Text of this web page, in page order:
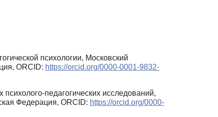
психологии, Московский
ORCID: https://orcid.org/0000-0001-9832-
педагогических исследований,
Федерация, ORCID: https://orcid.org/0000-